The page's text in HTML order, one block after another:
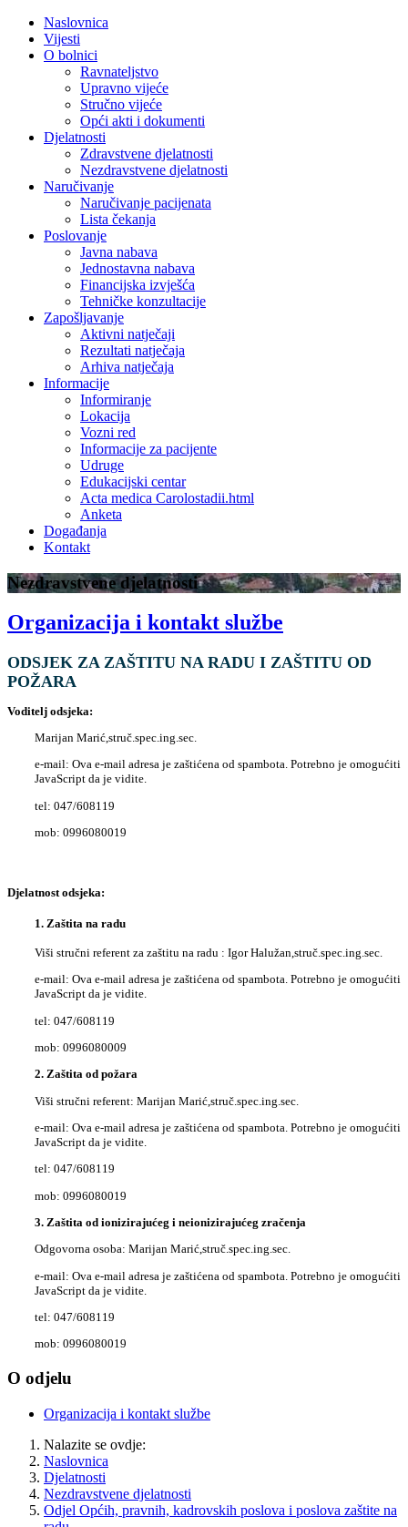
Naslovnica
Vijesti
O bolnici
Ravnateljstvo
Upravno vijeće
Stručno vijeće
Opći akti i dokumenti
Djelatnosti
Zdravstvene djelatnosti
Nezdravstvene djelatnosti
Naručivanje
Naručivanje pacijenata
Lista čekanja
Poslovanje
Javna nabava
Jednostavna nabava
Financijska izvješća
Tehničke konzultacije
Zapošljavanje
Aktivni natječaji
Rezultati natječaja
Arhiva natječaja
Informacije
Informiranje
Lokacija
Vozni red
Informacije za pacijente
Udruge
Edukacijski centar
Acta medica Carolostadii.html
Anketa
Događanja
Kontakt
Nezdravstvene djelatnosti
Organizacija i kontakt službe
ODSJEK ZA ZAŠTITU NA RADU I ZAŠTITU OD
POŽARA
Voditelj odsjeka:
Marijan Marić,struč.spec.ing.sec.
e-mail: Ova e-mail adresa je zaštićena od spambota. Potrebno je omogućiti
JavaScript da je vidite.
tel: 047/608119
mob: 0996080019
Djelatnost odsjeka:
1. Zaštita na radu
Viši stručni referent za zaštitu na radu : Igor Halužan,struč.spec.ing.sec.
e-mail: Ova e-mail adresa je zaštićena od spambota. Potrebno je omogućiti
JavaScript da je vidite.
tel: 047/608119
mob: 0996080009
2. Zaštita od požara
Viši stručni referent: Marijan Marić,struč.spec.ing.sec.
e-mail: Ova e-mail adresa je zaštićena od spambota. Potrebno je omogućiti
JavaScript da je vidite.
tel: 047/608119
mob: 0996080019
3. Zaštita od ionizirajućeg i neionizirajućeg zračenja
Odgovorna osoba: Marijan Marić,struč.spec.ing.sec.
e-mail: Ova e-mail adresa je zaštićena od spambota. Potrebno je omogućiti
JavaScript da je vidite.
tel: 047/608119
mob: 0996080019
O odjelu
Organizacija i kontakt službe
Nalazite se ovdje:
Naslovnica
Djelatnosti
Nezdravstvene djelatnosti
Odjel Općih, pravnih, kadrovskih poslova i poslova zaštite na